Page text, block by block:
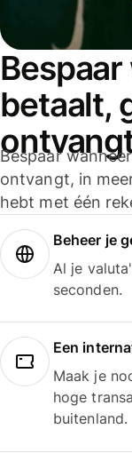
betaalt,
Bespaar
ontvangt, in
hebt met één
Beheer je
Al je
seconden.
Een
Maak je
hoge
buitenland.